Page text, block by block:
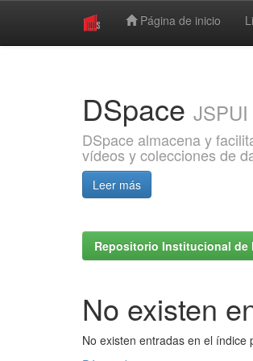
Página de inicio
DSpace JSPUI
DSpace almacena y
vídeos y colecciones de
Leer más
Repositorio Institucional de
No existen
No existen entradas en el índice